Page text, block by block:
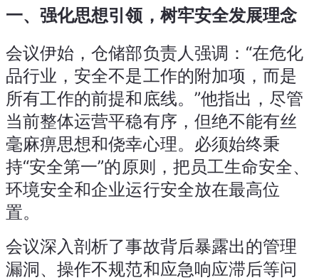
一、强化思想引领，树牢安全发展理念
会议伊始，仓储部负责人强调：“在危化
品行业，安全不是工作的附加项，而是
所有工作的前提和底线。”他指出，尽管
当前整体运营平稳有序，但绝不能有丝
毫麻痹思想和侥幸心理。必须始终秉
持“安全第一”的原则，把员工生命安全、
环境安全和企业运行安全放在最高位
置。
会议深入剖析了事故背后暴露出的管理
漏洞、操作不规范和应急响应滞后等问